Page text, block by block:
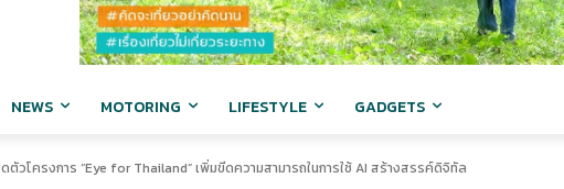
NEWS MOTORING LIFESTYLE GADGETS
วโครงการ “Eye for Thailand” เพิ่มขีดความสามารถในการใช้ AI สร้างสรรค์ดิจิทัล